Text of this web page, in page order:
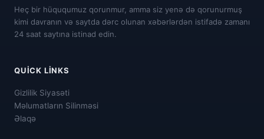
Heç bir hüququmuz qorunmur, amma siz yenə də qorunurmuş
kimi davranın və saytda dərc olunan xəbərlərdən istifadə zamanı
24 saat saytına istinad edin.
QUICK LINKS
Gizlilik Siyasəti
Məlumatların Silinməsi
Əlaqə